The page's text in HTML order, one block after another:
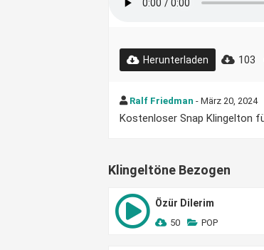
Herunterladen 103
Ralf Friedman - März 20, 2024
Kostenloser Snap Klingelton
Klingeltöne Bezogen
Özür Dilerim
50 POP